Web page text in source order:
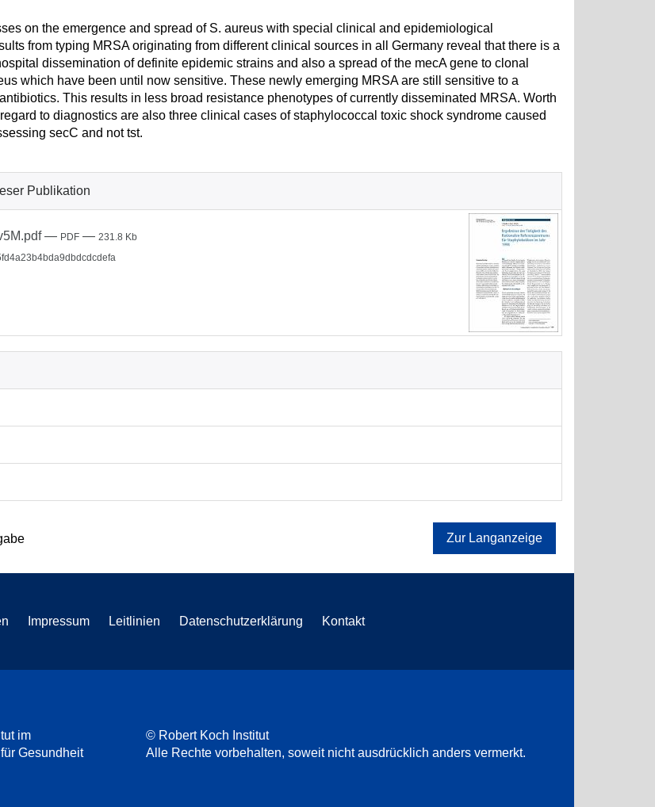
on the emergence and spread of S. aureus with special clinical and epidemiological
from typing MRSA originating from different clinical sources in all Germany reveal that there is a
dissemination of definite epidemic strains and also a spread of the mecA gene to clonal
which have been until now sensitive. These newly emerging MRSA are still sensitive to a
This results in less broad resistance phenotypes of currently disseminated MRSA. Worth
to diagnostics are also three clinical cases of staphylococcal toxic shock syndrome caused
secC and not tst.
Publikation
— PDF — 231.8 Kb
Zur Langanzeige
Impressum Leitlinien Datenschutzerklärung Kontakt
im
Gesundheit
© Robert Koch Institut
Alle Rechte vorbehalten, soweit nicht ausdrücklich anders vermerkt.